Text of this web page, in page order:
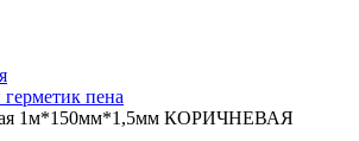
пена
1м*150мм*1,5мм КОРИЧНЕВАЯ